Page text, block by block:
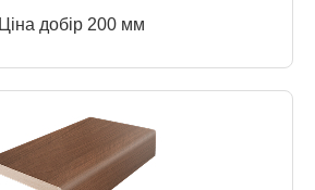
Ціна добір 200 мм